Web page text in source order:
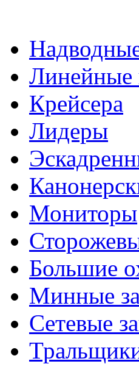
Линейные
Крейсера
Лидеры
Мониторы
Большие
Минные
Сетевые